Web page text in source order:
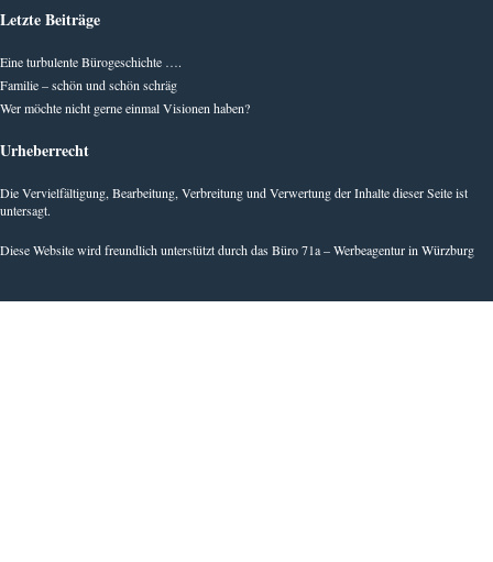
Letzte Beiträge
Eine turbulente Bürogeschichte ….
Familie – schön und schön schräg
Wer möchte nicht gerne einmal Visionen haben?
Urheberrecht
Die Vervielfältigung, Bearbeitung, Verbreitung und Verwertung der Inhalte dieser Seite ist
untersagt.
Diese Website wird freundlich unterstützt durch das Büro 71a – Werbeagentur in Würzburg